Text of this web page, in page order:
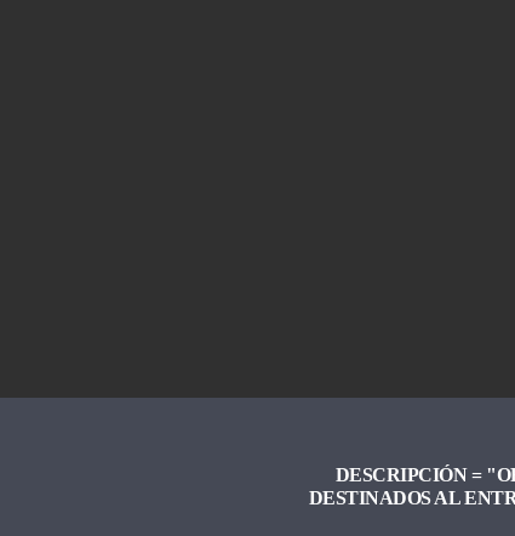
DESCRIPCIÓN =
DESTINADOS AL